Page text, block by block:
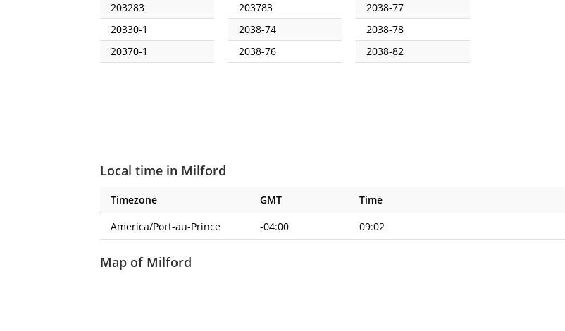
203283
20330-1
20370-1
203783
2038-74
2038-76
2038-77
2038-78
2038-82
Local time in Milford
Timezone GMT
Time
America/Port-au-Prince
-04:00 09:02
Map of Milford